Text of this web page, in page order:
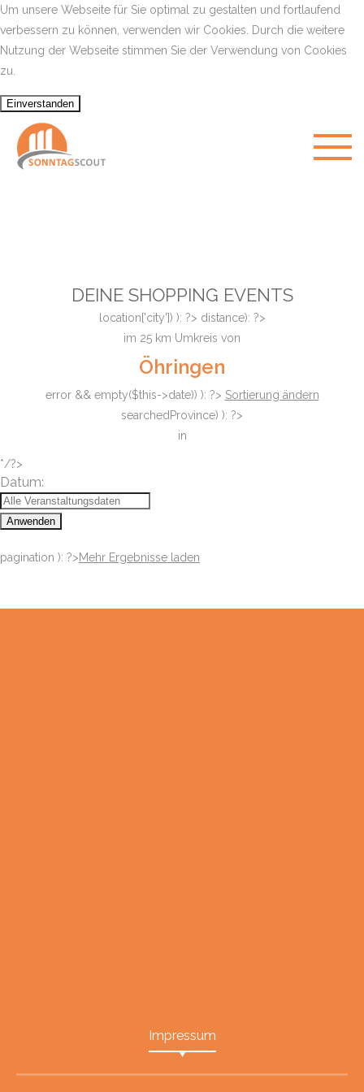
Um unsere Webseite für Sie optimal zu gestalten und fortlaufend
verbessern zu können, verwenden wir Cookies. Durch die weitere
Nutzung der Webseite stimmen Sie der Verwendung von Cookies
zu.
DEINE SHOPPING EVENTS
location['city']) ): ?> distance): ?>
im 25 km Umkreis von
Öhringen
error && empty($this->date)) ): ?> Sortierung ändern
searchedProvince) ): ?>
in
*/?>
Datum:
Anwenden
pagination ): ?>Mehr Ergebnisse laden
Impressum